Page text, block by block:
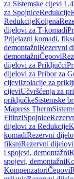
za Sistemske cijevi
za SpojniceRedukcije
RedukcijeKoljena
dijelovi za T-komadi
Prijelazni komadi,
demontažniRezervni
demontažniČepovi
dijelovi za Priključci
dijelovi za Pribor za
cijeviIzolacije za
cijeviUčvršćenja za
priključkeSistemske
Mapress Therm
FitinziSpojnice
dijelovi za Redukcije
komadiRezervni
fiksniRezervni
i spojevi, demontažni
spojevi, demontažni
KompenzatoriČepovi